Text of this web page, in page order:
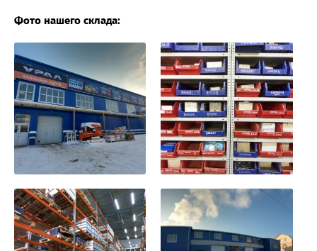
Фото нашего склада: